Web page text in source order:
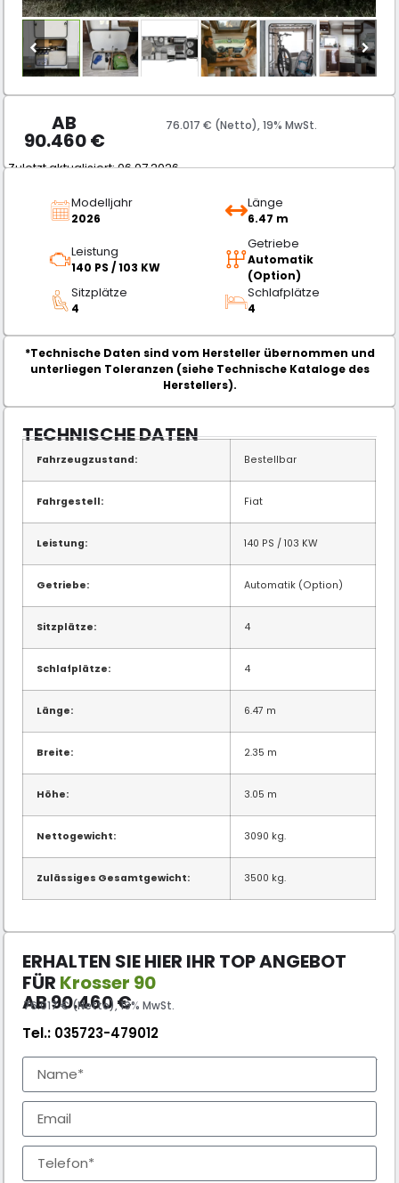
AB
90.460€
76.017 € (Netto), 19% MwSt.
Zuletzt aktualisiert: 06.07.2026
Modelljahr
2026
Länge
6.47 m
Leistung
140 PS / 103 KW
Getriebe
Automatik
(Option)
Sitzplätze
4
Schlafplätze
4
*Technische Daten sind vom Hersteller übernommen und
unterliegen Toleranzen (siehe Technische Kataloge des
Herstellers).
TECHNISCHE DATEN
Fahrzeugzustand: Bestellbar
Fahrgestell: Fiat
Leistung: 140 PS / 103 KW
Getriebe: Automatik (Option)
Sitzplätze: 4
Schlafplätze: 4
Länge: 6.47 m
Breite: 2.35 m
Höhe: 3.05 m
Nettogewicht: 3090 kg.
Zulässiges Gesamtgewicht: 3500 kg.
ERHALTEN SIE HIER IHR TOP ANGEBOT
FÜR Krosser 90
AB90.460€
76.017 € (Netto), 19% MwSt.
Tel.: 035723-479012